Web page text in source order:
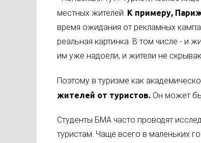
местных жителей. К примеру,
время ожидания от рекламных
реальная картинка. В том числе - и
им уже надоели, и жители не
Поэтому в туризме как
жителей от туристов. Он может
Студенты БМА часто проводят
туристам. Чаще всего в маленьких